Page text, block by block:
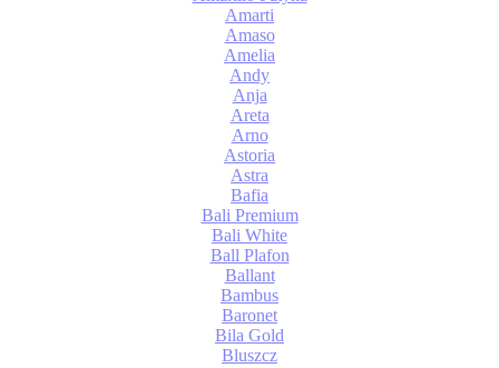
Amarti
Amaso
Amelia
Andy
Anja
Areta
Arno
Astoria
Astra
Bafia
Bali Premium
Bali White
Ball Plafon
Ballant
Bambus
Baronet
Bila Gold
Bluszcz